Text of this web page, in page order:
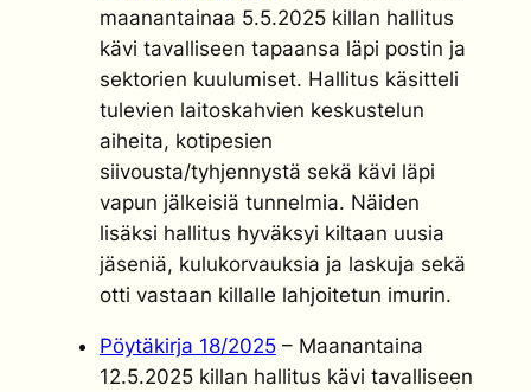
maanantainaa 5.5.2025 killan hallitus
kävi tavalliseen tapaansa läpi postin ja
sektorien kuulumiset. Hallitus käsitteli
tulevien laitoskahvien keskustelun
aiheita, kotipesien
siivousta/tyhjennystä sekä kävi läpi
vapun jälkeisiä tunnelmia. Näiden
lisäksi hallitus hyväksyi kiltaan uusia
jäseniä, kulukorvauksia ja laskuja sekä
otti vastaan killalle lahjoitetun imurin.
Pöytäkirja 18/2025– Maanantaina
12.5.2025 killan hallitus kävi tavalliseen